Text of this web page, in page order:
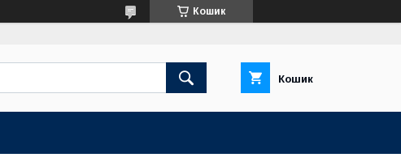
Кошик
Кошик